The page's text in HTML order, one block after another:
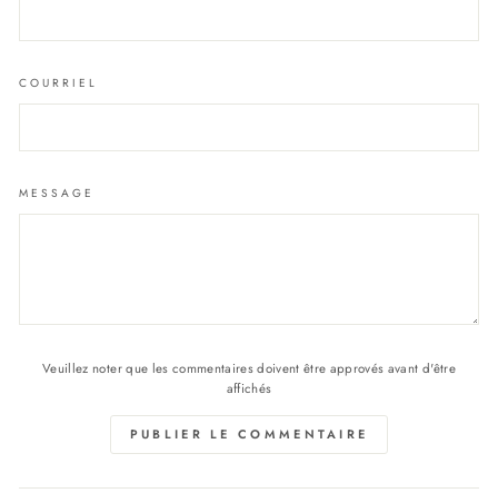
COURRIEL
MESSAGE
Veuillez noter que les commentaires doivent être approvés avant d'être
affichés
PUBLIER LE COMMENTAIRE